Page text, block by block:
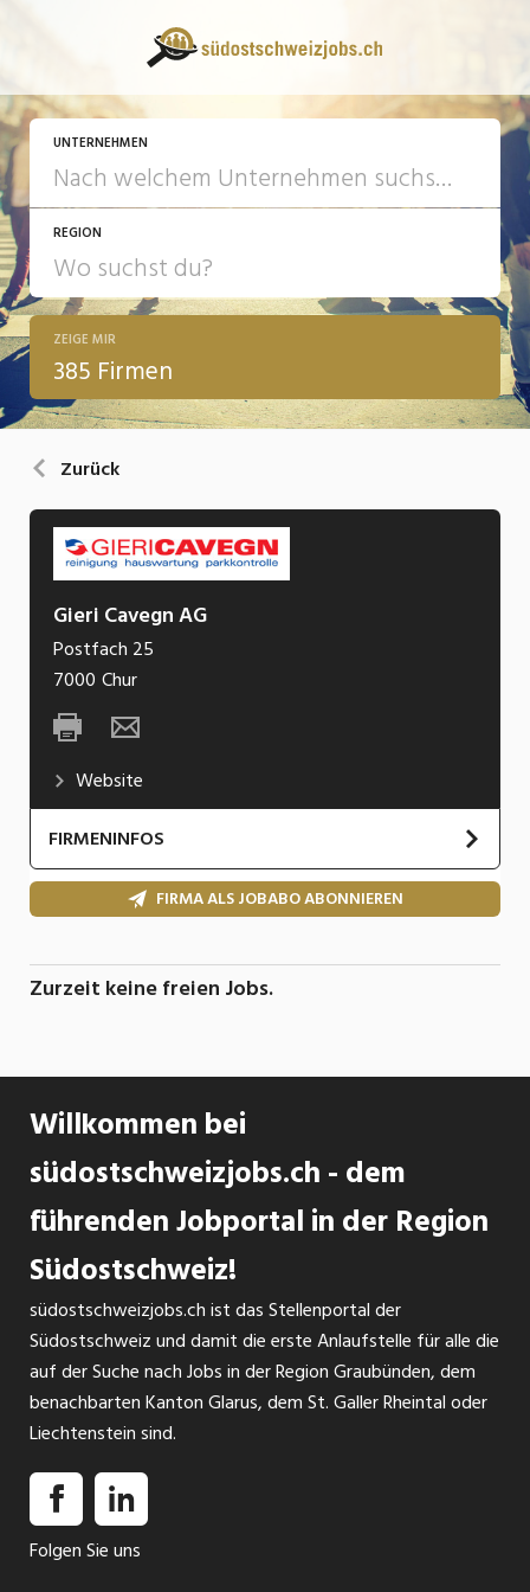
UNTERNEHMEN
REGION
ZEIGE MIR
385 Firmen
Zurück
Gieri Cavegn AG
Postfach 25
7000 Chur
Website
FIRMENINFOS
Unsere Firma Gieri Cavegn Reinigungen &
Hauswartungen in Chur besteht seit 1998. Neu
als AG mit folgender Bezeichnung auf: Gieri
Zuverlässigkeit steht bei uns an erster Stelle. Der
individuellen Betreuung jedes einzelnen Kunden
messen wir grosse Beachtung bei. Die Qualität
unserer Leistung, die Sicherheit und Gesundheit
unserer Mitarbeiter und der Schutz der Umwelt
sind uns sehr wichtig.
FIRMA ALS JOBABO ABONNIEREN
Zurzeit keine freien Jobs.
Willkommen bei
südostschweizjobs.ch - dem
führenden Jobportal in der Region
Südostschweiz!
südostschweizjobs.ch ist das Stellenportal der
Südostschweiz und damit die erste Anlaufstelle für alle die
auf der Suche nach Jobs in der Region Graubünden, dem
benachbarten Kanton Glarus, dem St. Galler Rheintal oder
Liechtenstein sind.
Folgen Sie uns